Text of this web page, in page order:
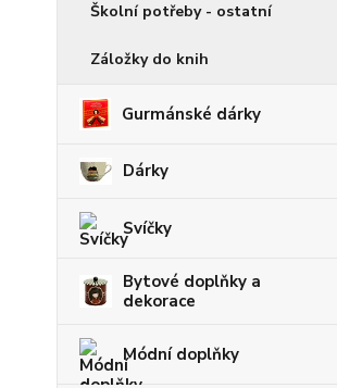
Školní potřeby - ostatní
Záložky do knih
Gurmánské dárky
Dárky
Svíčky
Bytové doplňky a
dekorace
Módní doplňky